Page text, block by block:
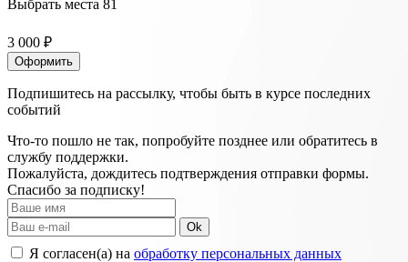
Выбрать места 81
3 000 ₽
Оформить
Подпишитесь на рассылку, чтобы быть в курсе последних
событий
Что-то пошло не так, попробуйте позднее или обратитесь в
службу поддержки.
Пожалуйста, дождитесь подтверждения отправки формы.
Спасибо за подписку!
Ok
Я согласен(а) на обработку персональных данных